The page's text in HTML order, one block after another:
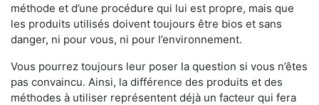
méthode et d’une procédure qui lui est propre, mais que
les produits utilisés doivent toujours être bios et sans
danger, ni pour vous, ni pour l’environnement.
Vous pourrez toujours leur poser la question si vous n’êtes
pas convaincu. Ainsi, la différence des produits et des
méthodes à utiliser représentent déjà un facteur qui fera